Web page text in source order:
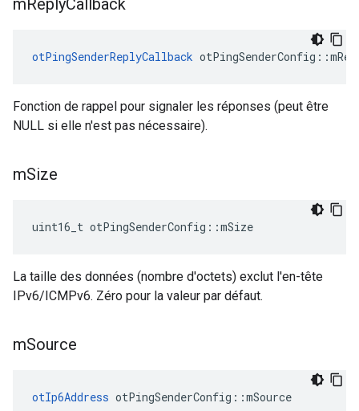
mReplyCallback
otPingSenderReplyCallback otPingSenderConfig ::
Fonction de rappel pour signaler les réponses (peut être
NULL si elle n'est pas nécessaire).
mSize
uint16_t otPingSenderConfig ::mSize
La taille des données (nombre d'octets) exclut l'en-tête
IPv6/ICMPv6. Zéro pour la valeur par défaut.
mSource
otIp6Address otPingSenderConfig ::mSource